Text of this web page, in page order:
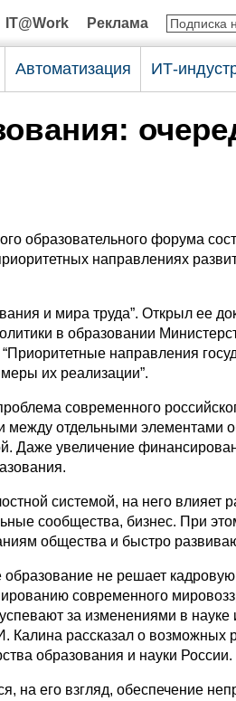
IT@Work Реклама
Автоматизация ИТ-
образовательного форума
направлениях
и мира труда”. Открыл ее
в образовании
направления
их реализации”.
современного
между отдельными элементами
Даже увеличение
системой, на него влияет
сообщества, бизнес. При
общества и быстро
не решает
современного
за изменениями в науке
рассказал о возможных
образования и науки России.
на его взгляд, обеспечение